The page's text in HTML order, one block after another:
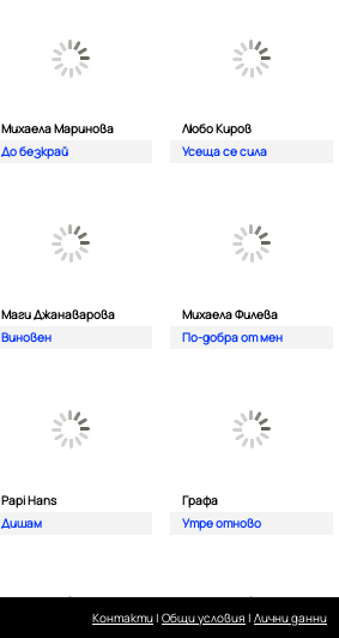
Михаела Маринова
До безкрай
Любо Киров
Усеща се сила
Маги Джанаварова
Виновен
Михаела Филева
По-добра от мен
Papi Hans
Дишам
Графа
Утре отново
Контакти| Общи условия | Лични данни